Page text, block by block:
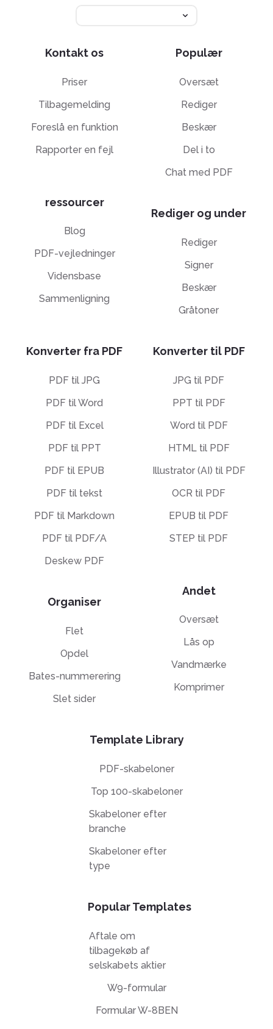
Kontakt os
Priser
Tilbagemelding
Foreslå en funktion
Rapporter en fejl
ressourcer
Blog
PDF-vejledninger
Vidensbase
Sammenligning
Populær
Oversæt
Rediger
Beskær
Del i to
Chat med PDF
Rediger og under
Rediger
Signer
Beskær
Gråtoner
Konverter fra PDF
PDF til JPG
PDF til Word
PDF til Excel
PDF til PPT
PDF til EPUB
PDF til tekst
PDF til Markdown
PDF til PDF/A
Deskew PDF
Organiser
Flet
Opdel
Bates-nummerering
Slet sider
Konverter til PDF
JPG til PDF
PPT til PDF
Word til PDF
HTML til PDF
Illustrator (AI) til PDF
OCR til PDF
EPUB til PDF
STEP til PDF
Andet
Oversæt
Lås op
Vandmærke
Komprimer
Template Library
PDF-skabeloner
Top 100-skabeloner
Skabeloner efter
branche
Skabeloner efter
type
Popular Templates
Aftale om
tilbagekøb af
selskabets aktier
W9-formular
Formular W-8BEN